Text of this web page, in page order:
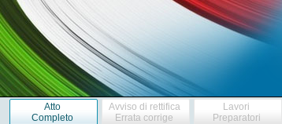
Atto
Completo
Avviso di rettifica
Errata corrige
Lavori
Preparatori